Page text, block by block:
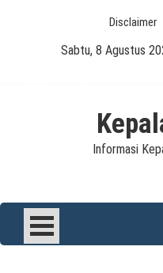
Disclaimer
Sabtu, 8 Agustus
Informasi